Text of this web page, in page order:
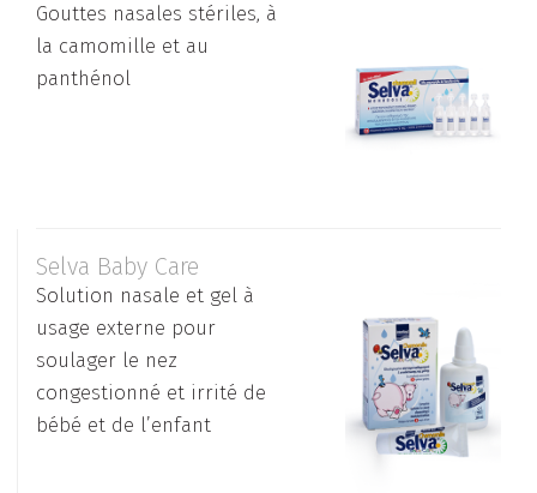
Gouttes nasales stériles, à
la camomille et au
panthénol
Selva Baby Care
Solution nasale et gel à
usage externe pour
soulager le nez
congestionné et irrité de
bébé et de l’enfant